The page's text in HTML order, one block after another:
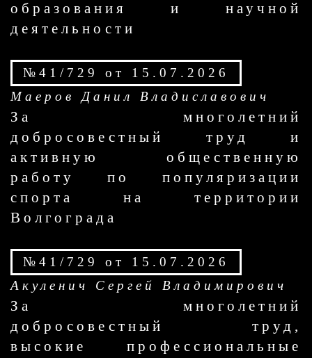
образования и научной
деятельности
№41/729 от 15.07.2026
Маеров Данил Владиславович
За многолетний
добросовестный труд и
активную общественную
работу по популяризации
спорта на территории
Волгограда
№41/729 от 15.07.2026
Акуленич Сергей Владимирович
За многолетний
добросовестный труд,
высокие профессиональные